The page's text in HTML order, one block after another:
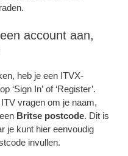
account aan,
heb je een ITVX-
‘Sign In’ of ‘Register’.
vragen om je naam,
Britse postcode. Dit is
je kunt hier eenvoudig
invullen.